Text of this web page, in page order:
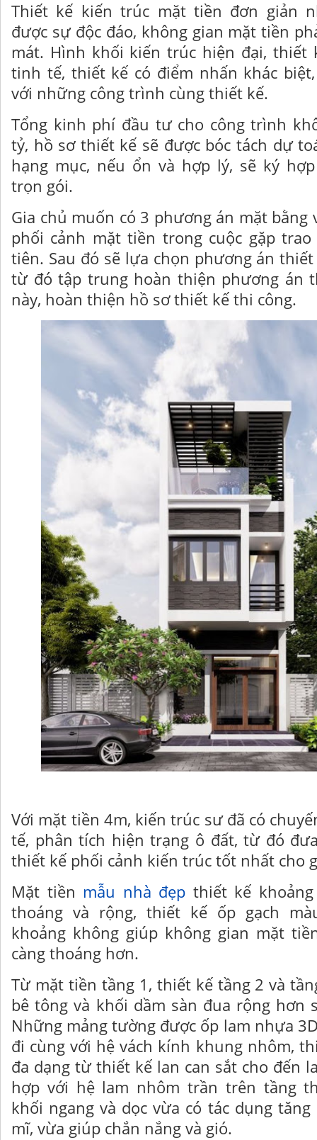
Thiết kế kiến trúc mặt tiền đơn giản
được sự độc đáo, không gian mặt tiền
mát. Hình khối kiến trúc hiện đại, thiết
tinh tế, thiết kế có điểm nhấn khác
với những công trình cùng thiết kế.
Tổng kinh phí đầu tư cho công trình
tỷ, hồ sơ thiết kế sẽ được bóc tách dự
hạng mục, nếu ổn và hợp lý, sẽ ký
trọn gói.
Gia chủ muốn có 3 phương án mặt bằng
phối cảnh mặt tiền trong cuộc gặp
tiên. Sau đó sẽ lựa chọn phương án
từ đó tập trung hoàn thiện phương án
này, hoàn thiện hồ sơ thiết kế thi công.
Với mặt tiền 4m, kiến trúc sư đã có
tế, phân tích hiện trạng ô đất, từ đó
thiết kế phối cảnh kiến trúc tốt nhất cho
Mặt tiền mẫu nhà đẹp thiết kế
thoáng và rộng, thiết kế ốp gạch
khoảng không giúp không gian mặt
càng thoáng hơn.
Từ mặt tiền tầng 1, thiết kế tầng 2 và
bê tông và khối dầm sàn đua rộng hơn
Những mảng tường được ốp lam nhựa
đi cùng với hệ vách kính khung nhôm,
đa dạng từ thiết kế lan can sắt cho đến
hợp với hệ lam nhôm trần trên tầng
khối ngang và dọc vừa có tác dụng
mĩ, vừa giúp chắn nắng và gió.